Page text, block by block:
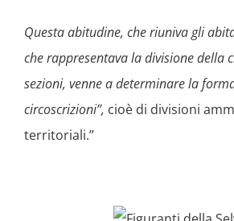
Questa abitudine, che riuniva gli
che rappresentava la divisione della
sezioni, venne a determinare la
circoscrizioni”, cioè di divisioni
territoriali.”